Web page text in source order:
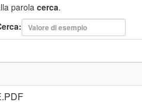
parola cerca.